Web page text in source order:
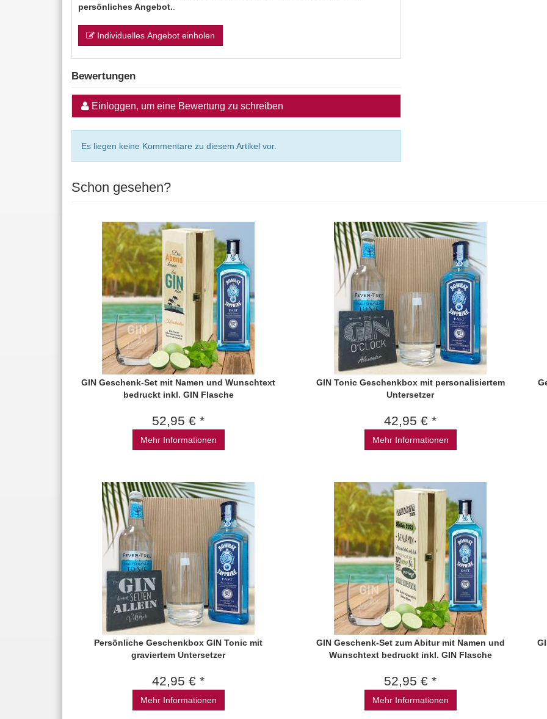
persönliches Angebot.
Individuelles Angebot einholen
Bewertungen
Einloggen, um eine Bewertung zu schreiben
Es liegen keine Kommentare zu diesem Artikel vor.
Schon gesehen?
GIN Geschenk-Set mit Namen und Wunschtext
bedruckt inkl. GIN Flasche
52,95 € *
Mehr Informationen
GIN Tonic Geschenkbox mit personalisiertem
Untersetzer
42,95 € *
Mehr Informationen
Persönliche Geschenkbox GIN Tonic mit
graviertem Untersetzer
42,95 € *
Mehr Informationen
GIN Geschenk-Set zum Abitur mit Namen und
Wunschtext bedruckt inkl. GIN Flasche
52,95 € *
Mehr Informationen